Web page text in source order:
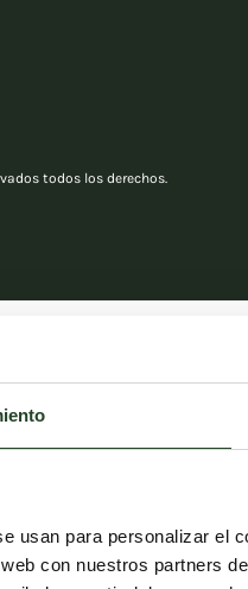
usan para personalizar el
con nuestros partners